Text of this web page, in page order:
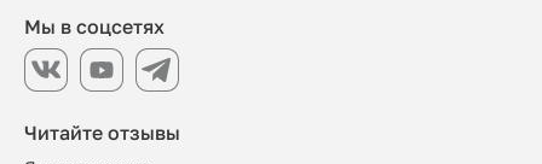
Читайте отзывы
Мы в соцсетях